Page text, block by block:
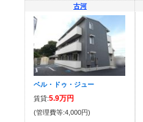
古河
ベル・ドゥ・ジュー
賃貸:5.9万円
(管理費等:4,000円)